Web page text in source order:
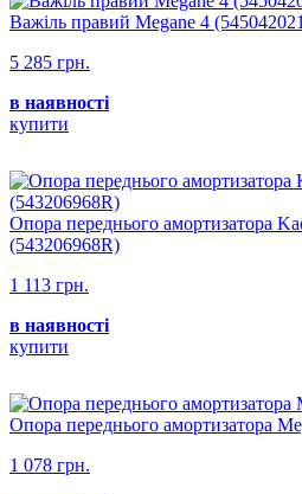
Важіль правий Megane 4
5 285 грн.
в наявності
купити
Опора переднього амортизатора
(543206968R)
1 113 грн.
в наявності
купити
Опора переднього амортизатора
1 078 грн.